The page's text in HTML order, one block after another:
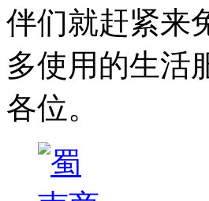
伴们就赶紧来
多使用的生活
各位。